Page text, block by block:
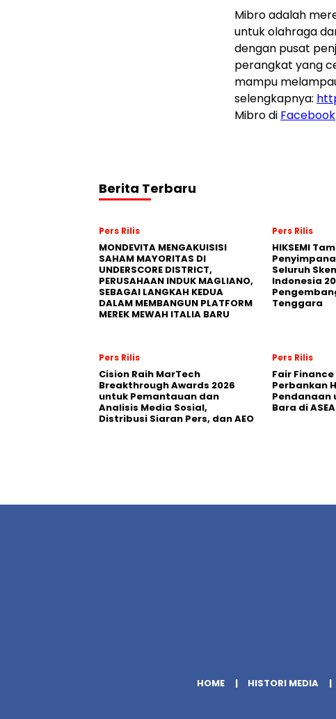
Mibro adalah
untuk olahraga
dengan pusat
perangkat yang
mampu
selengkapnya:
Mibro di Facebook
Berita Terbaru
Pers Rilis
MONDEVITA MENGAKUISISI
SAHAM MAYORITAS DI
UNDERSCORE DISTRICT,
PERUSAHAAN INDUK MAGLIANO,
SEBAGAI LANGKAH KEDUA
DALAM MEMBANGUN PLATFORM
MEREK MEWAH ITALIA BARU
Pers Rilis
HIKSEMI
Seluruh
Indonesia
Tenggara
Pers Rilis
Cision Raih MarTech
Breakthrough Awards 2026
untuk Pemantauan dan
Analisis Media Sosial,
Distribusi Siaran Pers, dan AEO
Pers Rilis
Fair
Perbankan
Pendanaan
Bara di
HOME HISTORI MEDIA